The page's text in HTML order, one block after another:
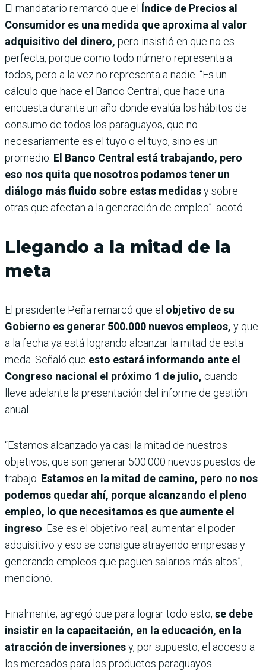
El mandatario remarcó que el Índice de Precios al
Consumidor es una medida que aproxima al valor
adquisitivo del dinero, pero insistió en que no es
perfecta, porque como todo número representa a
todos, pero a la vez no representa a nadie. “Es un
cálculo que hace el Banco Central, que hace una
encuesta durante un año donde evalúa los hábitos de
consumo de todos los paraguayos, que no
necesariamente es el tuyo o el tuyo, sino es un
promedio. El Banco Central está trabajando, pero
eso nos quita que nosotros podamos tener un
diálogo más fluido sobre estas medidasy sobre
otras que afectan a la generación de empleo”. acotó.
Llegando a la mitad de la
meta
El presidente Peña remarcó que el objetivo de su
Gobierno es generar 500.000 nuevos empleos, y que
a la fecha ya está logrando alcanzar la mitad de esta
meda. Señaló que esto estará informando ante el
Congreso nacional el próximo 1 de julio, cuando
lleve adelante la presentación del informe de gestión
anual.
“Estamos alcanzado ya casi la mitad de nuestros
objetivos, que son generar 500.000 nuevos puestos de
trabajo. Estamos en la mitad de camino, pero no nos
podemos quedar ahí, porque alcanzando el pleno
empleo, lo que necesitamos es que aumente el
ingreso. Ese es el objetivo real, aumentar el poder
adquisitivo y eso se consigue atrayendo empresas y
generando empleos que paguen salarios más altos”,
mencionó.
Finalmente, agregó que para lograr todo esto, se debe
insistir en la capacitación, en la educación, en la
atracción de inversionesy, por supuesto, el acceso a
los mercados para los productos paraguayos.